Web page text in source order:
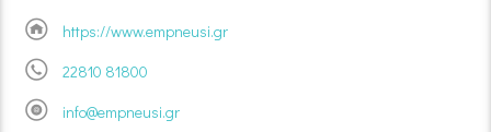
https://www.empneusi.gr
22810 81800
info@empneusi.gr